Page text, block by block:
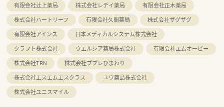
有限会社辻上薬局 株式会社レデイ薬局
有限会社正木薬局
株式会社ハートリーフ
有限会社久間薬局
株式会社ザグザグ
有限会社アインス
日本メディカルシステム株式会社
クラフト株式会社
ウエルシア薬局株式会社
有限会社エムオーピー
株式会社TRN
株式会社ププレひまわり
株式会社エスエムエスクラス
ユウ薬品株式会社
株式会社ユニスマイル